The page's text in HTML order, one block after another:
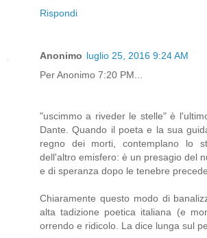
Rispondi
Anonimo luglio 25, 2016 9:24 AM
Per Anonimo 7:20 PM...
"uscimmo a riveder le stelle" è
Dante. Quando il poeta e la sua
regno dei morti, contemplano lo
dell'altro emisfero: è un presagio del
e di speranza dopo le tenebre
Chiaramente questo modo di
alta tadizione poetica italiana (e
orrendo e ridicolo. La dice lunga sul